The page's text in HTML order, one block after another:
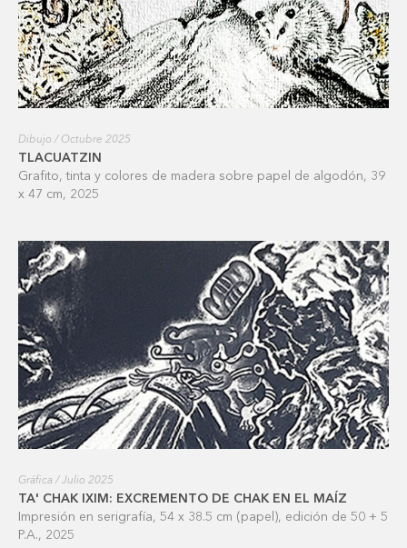
Dibujo / Octubre 2025
TLACUATZIN
Grafito, tinta y colores de madera sobre papel de algodón, 39
x 47 cm, 2025
Gráfica / Julio 2025
TA' CHAK IXIM: EXCREMENTO DE CHAK EN EL MAÍZ
Impresión en serigrafía, 54 x 38.5 cm (papel), edición de 50 + 5
P.A., 2025